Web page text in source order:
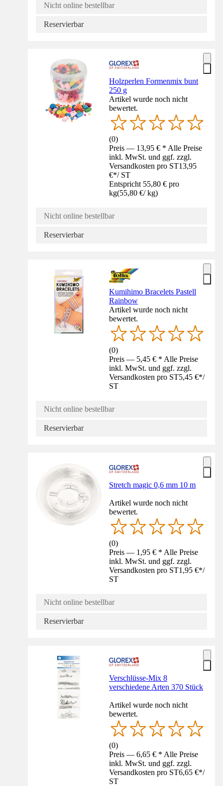
Nicht online bestellbar
Reservierbar
Holzperlen Formenmix bunt
250 g
Artikel wurde noch nicht
bewertet.
(0)
Preis — 13,95 € * Alle Preise
inkl. MwSt. und ggf. zzgl.
Versandkosten pro ST13,95
€*/ ST
Entspricht 55,80 € pro
kg(55,80 €/ kg)
Nicht online bestellbar
Reservierbar
Kumihimo Bracelets Pastell
Rainbow
Artikel wurde noch nicht
bewertet.
(0)
Preis — 5,45 € * Alle Preise
inkl. MwSt. und ggf. zzgl.
Versandkosten pro ST5,45 €*/
ST
Nicht online bestellbar
Reservierbar
Stretch magic 0,6 mm 10 m
Artikel wurde noch nicht
bewertet.
(0)
Preis — 1,95 € * Alle Preise
inkl. MwSt. und ggf. zzgl.
Versandkosten pro ST1,95 €*/
ST
Nicht online bestellbar
Reservierbar
Verschlüsse-Mix 8
verschiedene Arten 370 Stück
Artikel wurde noch nicht
bewertet.
(0)
Preis — 6,65 € * Alle Preise
inkl. MwSt. und ggf. zzgl.
Versandkosten pro ST6,65 €*/
ST